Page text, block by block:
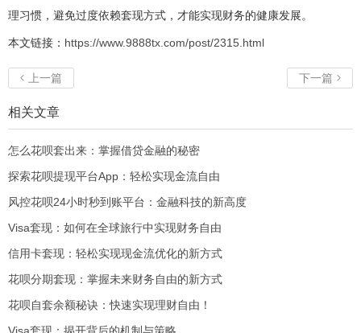
理习惯，避免过度依赖套现方式，才能实现财务的健康发展。
本文链接： https://www.9888tx.com/post/2315.html
 上一篇 下一篇 
相关文章
怎么花呗套出来：掌握借贷金融的秘密
探索花呗提现平台App：轻松实现金流自由
风控花呗24小时秒到账平台：金融科技的新高度
Visa套现：如何在全球旅行中实现财务自由
信用卡套现：轻松实现现金流优化的新方式
花呗分期套现：掌握未来财务自由的新方式
花呗自套余额秘诀：快速实现理财自由！